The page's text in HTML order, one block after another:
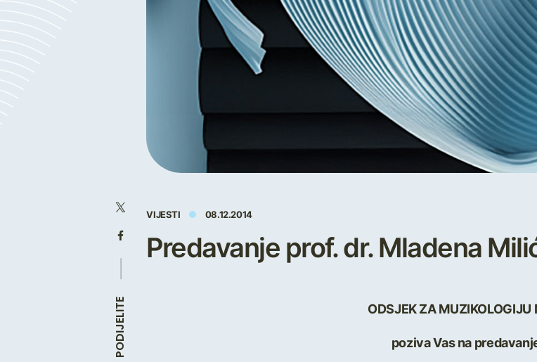
PODIJELITE
VIJESTI 08.12.2014
Predavanje prof. dr. Mladena
ODSJEK ZA
poziva Vas na